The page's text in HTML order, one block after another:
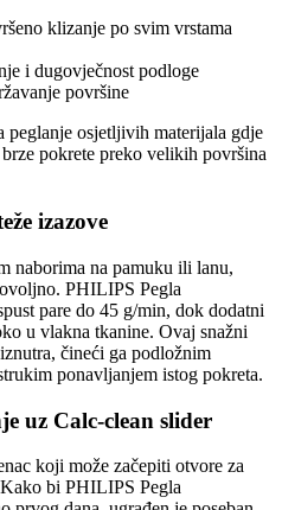
klizanje po svim vrstama
i dugovječnost podloge
površine
peglanje osjetljivih materijala gdje
pokrete preko velikih površina
izazove
naborima na pamuku ili lanu,
PHILIPS Pegla
pare do 45 g/min, dok dodatni
u vlakna tkanine. Ovaj snažni
čineći ga podložnim
ponavljanjem istog pokreta.
uz Calc-clean slider
koji može začepiti otvore za
bi PHILIPS Pegla